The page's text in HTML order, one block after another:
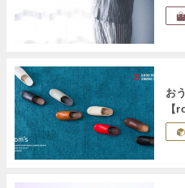
お
【